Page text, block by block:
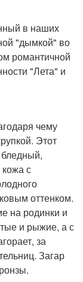
в наших
"дымкой" во
романтичной
"Лета" и
чему
Этот
бледный,
с
оттенком.
на родинки и
и рыжие, а с
за
Загар